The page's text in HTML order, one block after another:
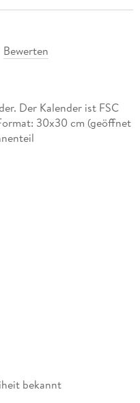
Bewerten
Der Kalender ist FSC
30x30 cm (geöffnet
bekannt